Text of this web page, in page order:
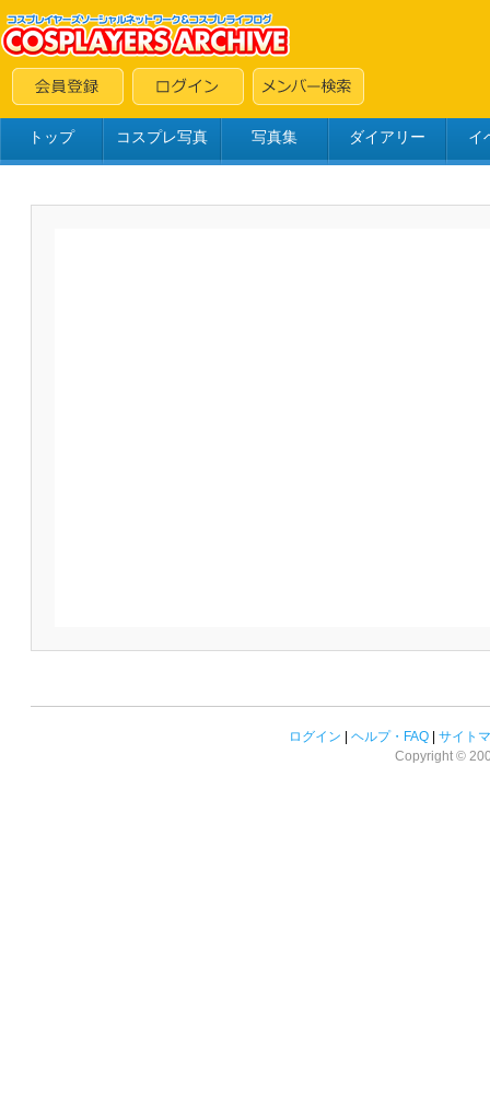
トップ コスプレ写真 写真集 ダイアリー イ
ログイン ヘルプ・FAQ
サイト
Copyright ©